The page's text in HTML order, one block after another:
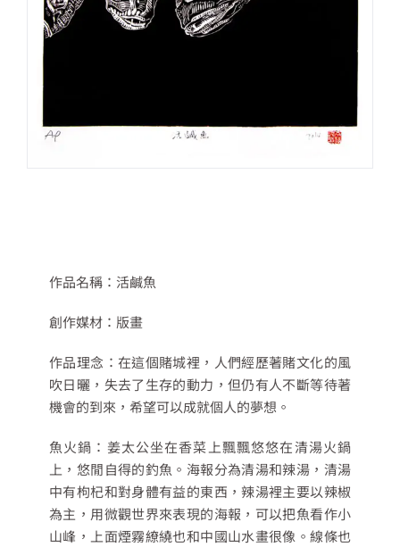
作品名稱：活鹹魚
創作媒材：版畫
作品理念：在這個賭城裡，人們經歷著賭文化的風
吹日曬，失去了生存的動力，但仍有人不斷等待著
機會的到來，希望可以成就個人的夢想。
魚火鍋：姜太公坐在香菜上飄飄悠悠在清湯火鍋
上，悠閒自得的釣魚。海報分為清湯和辣湯，清湯
中有枸杞和對身體有益的東西，辣湯裡主要以辣椒
為主，用微觀世界來表現的海報，可以把魚看作小
山峰，上面煙霧繚繞也和中國山水畫很像。線條也